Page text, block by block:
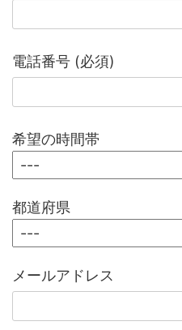
電話番号 (必須)
希望の時間帯
都道府県
メールアドレス